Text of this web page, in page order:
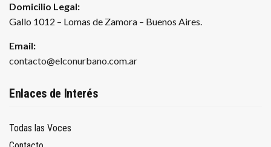
Domicilio Legal:
Gallo 1012 – Lomas de Zamora – Buenos Aires.
Email:
contacto@elconurbano.com.ar
Enlaces de Interés
Todas las Voces